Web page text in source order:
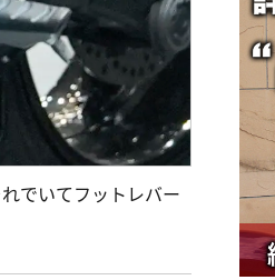
でいてフットレバー